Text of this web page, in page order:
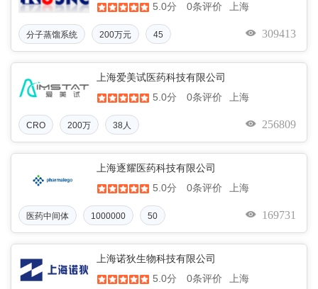
5.0分
0条评价 上海
分子蒸馏系统 200万元 45 309413
上海爱美试医药科技有限公司
5.0分
0条评价 上海
CRO 200万 38人 256809
上海逐耀医药科技有限公司
5.0分
0条评价 上海
医药中间体 1000000 50 169731
上海诺狄生物科技有限公司
5.0分
0条评价 上海